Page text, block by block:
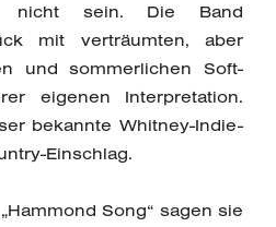
nicht sein. Die Band
mit verträumten, aber
und sommerlichen Soft-
eigenen Interpretation.
bekannte Whitney-Indie-
Einschlag.
Song“ sagen sie